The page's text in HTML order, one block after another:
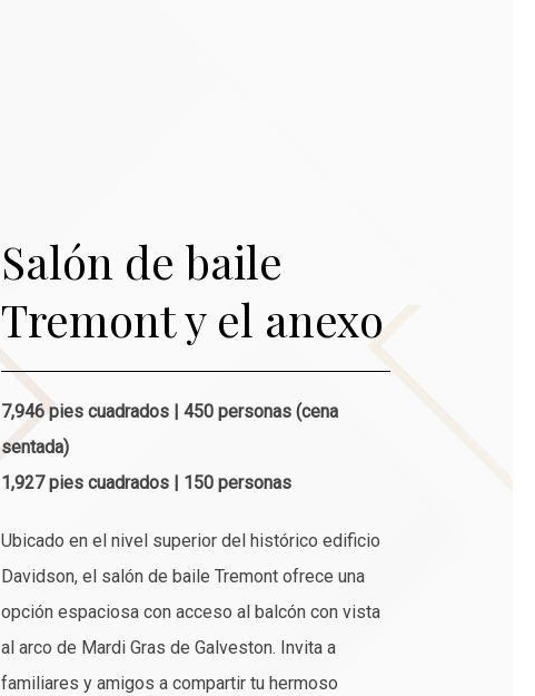
Salón de baile
Tremont y el anexo
7,946 pies cuadrados | 450 personas (cena
sentada)
1,927 pies cuadrados | 150 personas
Ubicado en el nivel superior del histórico edificio
Davidson, el salón de baile Tremont ofrece una
opción espaciosa con acceso al balcón con vista
al arco de Mardi Gras de Galveston. Invita a
familiares y amigos a compartir tu hermoso